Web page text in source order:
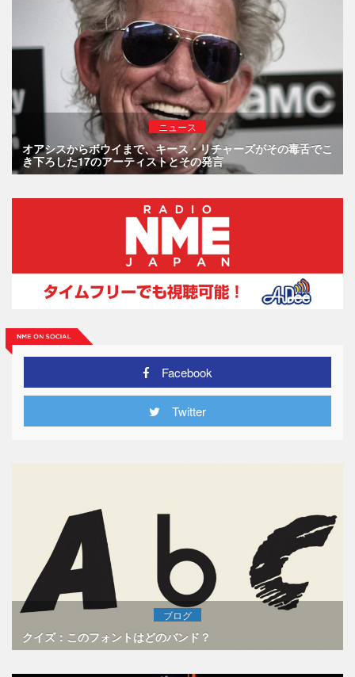
ニュース
オアシスからボウイまで、キース・リチャーズがその毒舌でこ
き下ろした17のアーティストとその発言
Facebook
Twitter
ブログ
クイズ：このフォントはどのバンド？